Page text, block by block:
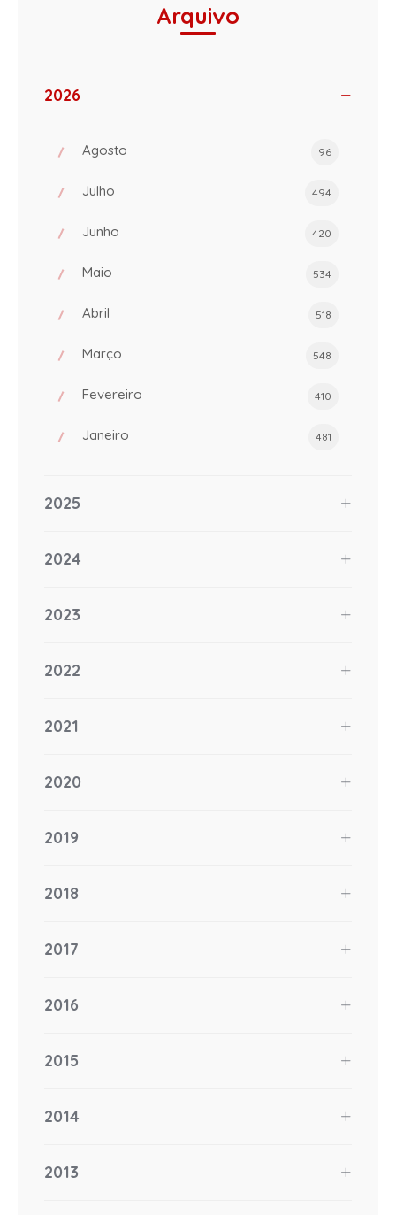
Arquivo
2026
Agosto 96
Julho 494
Junho 420
Maio 534
Abril 518
Março 548
Fevereiro 410
Janeiro 481
2025
2024
2023
2022
2021
2020
2019
2018
2017
2016
2015
2014
2013